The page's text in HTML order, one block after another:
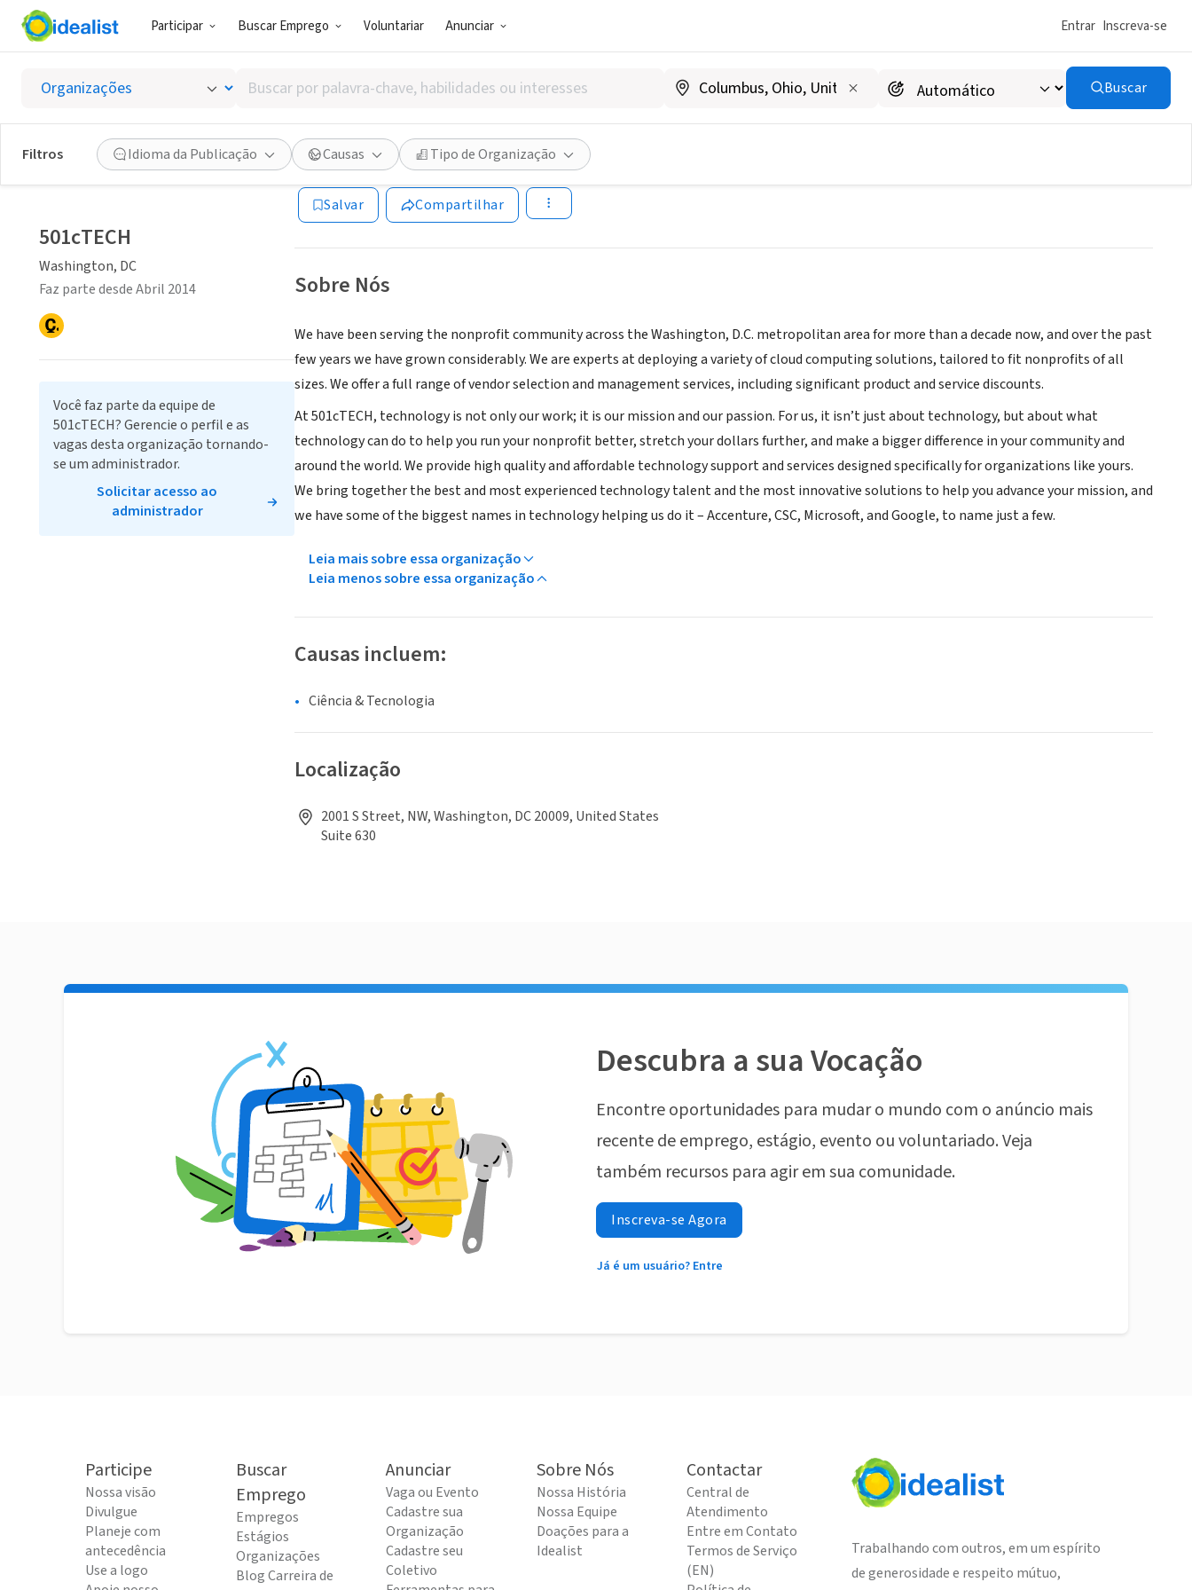
Participar Buscar Emprego Voluntariar Anunciar Entrar Inscreva-se
Buscar
por
palavra-
chave,
habilidades
ou
interesses
Buscar
Filtros Idioma da Publicação Causas Tipo de Organização
501cTECH
Washington, DC www.501ctech.org
Salvar Compartilhar
Sobre Nós
We have been serving the nonprofit community across the Washington, D.C. metropolitan area for more than a decade now, and over the past
few years we have grown considerably. We are experts at deploying a variety of cloud computing solutions, tailored to fit nonprofits of all
sizes. We offer a full range of vendor selection and management services, including significant product and service discounts.
At 501cTECH, technology is not only our work; it is our mission and our passion. For us, it isn’t just about technology, but about what
technology can do to help you run your nonprofit better, stretch your dollars further, and make a bigger difference in your community and
around the world. We provide high quality and affordable technology support and services designed specifically for organizations like yours.
We bring together the best and most experienced technology talent and the most innovative solutions to help you advance your mission, and
we have some of the biggest names in technology helping us do it – Accenture, CSC, Microsoft, and Google, to name just a few.
Leia mais sobre essa organização
Leia menos sobre essa organização
Causas incluem:
Ciência & Tecnologia
Localização
2001 S Street, NW, Washington, DC 20009, United States
Suite 630
501cTECH
Washington, DC
Faz parte desde Abril 2014
Você faz parte da equipe de
501cTECH? Gerencie o perfil e as
vagas desta organização tornando-
se um administrador.
Solicitar acesso ao
administrador
Descubra a sua Vocação
Encontre oportunidades para mudar o mundo com o anúncio mais
recente de emprego, estágio, evento ou voluntariado. Veja
também recursos para agir em sua comunidade.
Inscreva-se Agora
Já é um usuário? Entre
Participe
Nossa visão
Divulgue
Planeje com
antecedência
Use a logo
Buscar
Emprego
Empregos
Estágios
Organizações
Blog Carreira de
Anunciar
Vaga ou Evento
Cadastre sua
Organização
Cadastre seu
Coletivo
Sobre Nós
Nossa História
Nossa Equipe
Doações para a
Idealist
Contactar
Central de
Atendimento
Entre em Contato
Termos de Serviço
(EN)
Trabalhando com outros, em um espírito
de generosidade e respeito mútuo,